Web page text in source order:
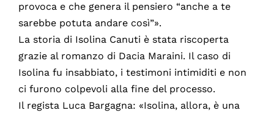
provoca e che genera il pensiero “anche a te
sarebbe potuta andare così”».
La storia di Isolina Canuti è stata riscoperta
grazie al romanzo di Dacia Maraini. Il caso di
Isolina fu insabbiato, i testimoni intimiditi e non
ci furono colpevoli alla fine del processo.
Il regista Luca Bargagna: «Isolina, allora, è una